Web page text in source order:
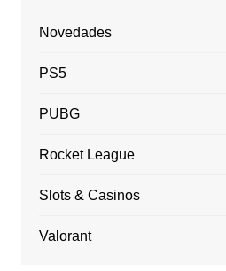
Novedades
PS5
PUBG
Rocket League
Slots & Casinos
Valorant